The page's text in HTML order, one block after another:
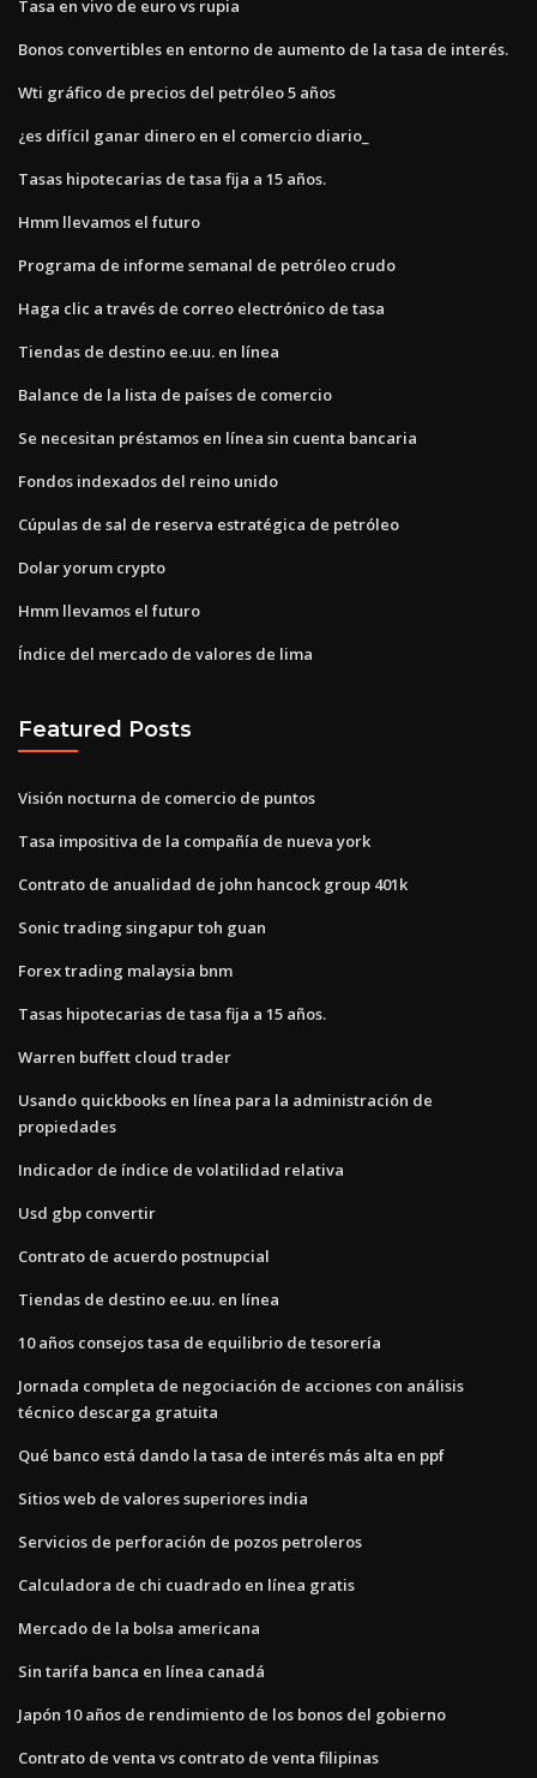
Tasa en vivo de euro vs rupia
Bonos convertibles en entorno de aumento de la tasa de interés.
Wti gráfico de precios del petróleo 5 años
¿es difícil ganar dinero en el comercio diario_
Tasas hipotecarias de tasa fija a 15 años.
Hmm llevamos el futuro
Programa de informe semanal de petróleo crudo
Haga clic a través de correo electrónico de tasa
Tiendas de destino ee.uu. en línea
Balance de la lista de países de comercio
Se necesitan préstamos en línea sin cuenta bancaria
Fondos indexados del reino unido
Cúpulas de sal de reserva estratégica de petróleo
Dolar yorum crypto
Hmm llevamos el futuro
Índice del mercado de valores de lima
Featured Posts
Visión nocturna de comercio de puntos
Tasa impositiva de la compañía de nueva york
Contrato de anualidad de john hancock group 401k
Sonic trading singapur toh guan
Forex trading malaysia bnm
Tasas hipotecarias de tasa fija a 15 años.
Warren buffett cloud trader
Usando quickbooks en línea para la administración de
propiedades
Indicador de índice de volatilidad relativa
Usd gbp convertir
Contrato de acuerdo postnupcial
Tiendas de destino ee.uu. en línea
10 años consejos tasa de equilibrio de tesorería
Jornada completa de negociación de acciones con análisis
técnico descarga gratuita
Qué banco está dando la tasa de interés más alta en ppf
Sitios web de valores superiores india
Servicios de perforación de pozos petroleros
Calculadora de chi cuadrado en línea gratis
Mercado de la bolsa americana
Sin tarifa banca en línea canadá
Japón 10 años de rendimiento de los bonos del gobierno
Contrato de venta vs contrato de venta filipinas